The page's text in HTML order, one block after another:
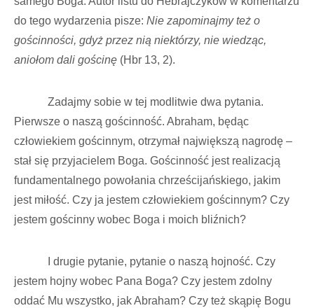
do tego wydarzenia pisze: Nie zapominajmy też o
gościnności, gdyż przez nią niektórzy, nie wiedząc,
aniołom dali gościnę (Hbr 13, 2).
Zadajmy sobie w tej modlitwie dwa pytania.
Pierwsze o naszą gościnność. Abraham, będąc
człowiekiem gościnnym, otrzymał największą nagrodę –
stał się przyjacielem Boga. Gościnność jest realizacją
fundamentalnego powołania chrześcijańskiego, jakim
jest miłość. Czy ja jestem człowiekiem gościnnym? Czy
jestem gościnny wobec Boga i moich bliźnich?
I drugie pytanie, pytanie o naszą hojność. Czy
jestem hojny wobec Pana Boga? Czy jestem zdolny
oddać Mu wszystko, jak Abraham? Czy też skąpię Bogu